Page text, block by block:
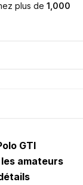
plus de 1,000
GTI
amateurs